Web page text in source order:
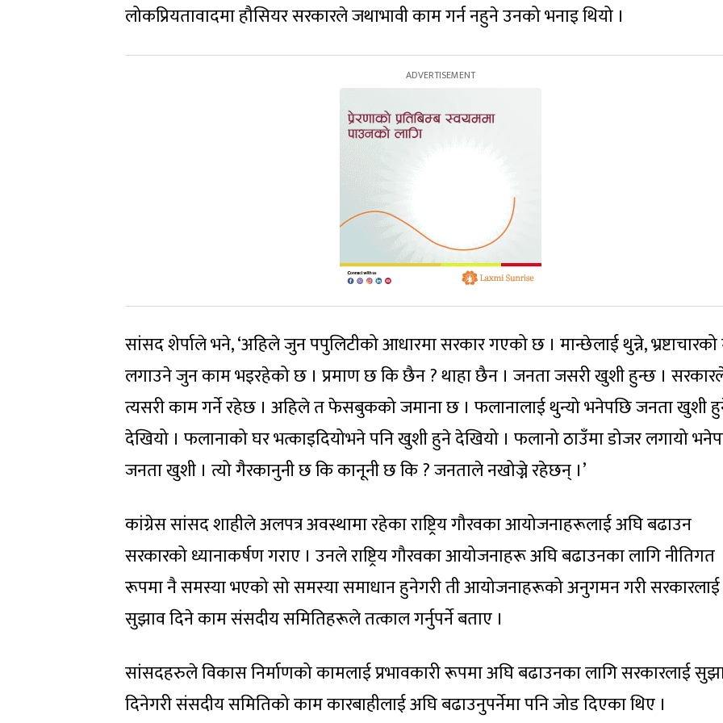
लोकप्रियतावादमा हौसियर सरकारले जथाभावी काम गर्न नहुने उनको भनाइ थियो ।
सांसद शेर्पाले भने, ‘अहिले जुन पपुलिटीको आधारमा सरकार गएको छ । मान्छेलाई थुन्ने, भ्रष्टाचारको
लगाउने जुन काम भइरहेको छ । प्रमाण छ कि छैन ? थाहा छैन । जनता जसरी खुशी हुन्छ ।
त्यसरी काम गर्ने रहेछ । अहिले त फेसबुकको जमाना छ । फलानालाई थुन्यो भनेपछि जनता खुशी
देखियो । फलानाको घर भत्काइदियोभने पनि खुशी हुने देखियो । फलानो ठाउँमा डोजर लगायो
जनता खुशी । त्यो गैरकानुनी छ कि कानूनी छ कि ? जनताले नखोज्ने रहेछन् ।’
कांग्रेस सांसद शाहीले अलपत्र अवस्थामा रहेका राष्ट्रिय गौरवका आयोजनाहरूलाई अघि बढाउन
सरकारको ध्यानाकर्षण गराए । उनले राष्ट्रिय गौरवका आयोजनाहरू अघि बढाउनका लागि नीतिगत
रूपमा नै समस्या भएको सो समस्या समाधान हुनेगरी ती आयोजनाहरूको अनुगमन गरी सरकारलाई
सुझाव दिने काम संसदीय समितिहरूले तत्काल गर्नुपर्ने बताए ।
सांसदहरुले विकास निर्माणको कामलाई प्रभावकारी रूपमा अघि बढाउनका लागि सरकारलाई
दिनेगरी संसदीय समितिको काम कारबाहीलाई अघि बढाउनुपर्नेमा पनि जोड दिएका थिए ।